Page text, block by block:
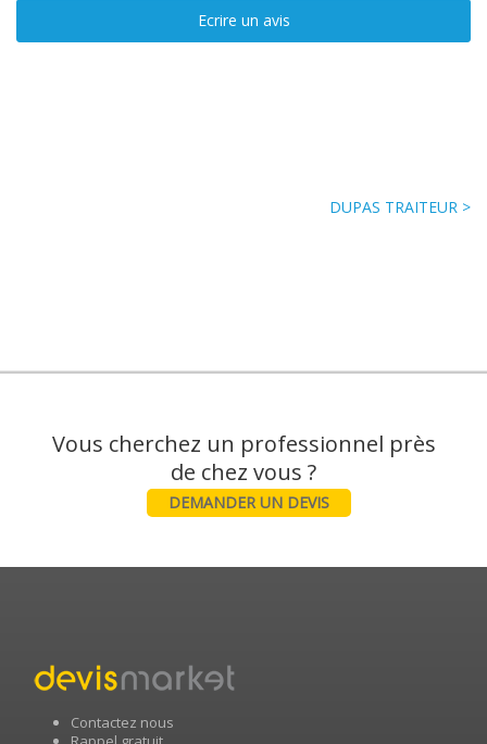
Ecrire un avis
DUPAS TRAITEUR >
Vous cherchez un professionnel près
DEMANDER UN DEVIS
Contactez nous